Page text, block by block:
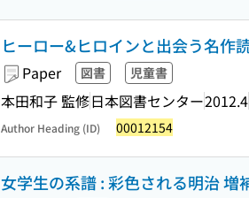
ヒーロー&ヒロインと出会う名作
Paper 図書 児童書
本田和子 監修日本図書センター2012.4
Author Heading (ID) 00012154
女学生の系譜 : 彩色される明治 増